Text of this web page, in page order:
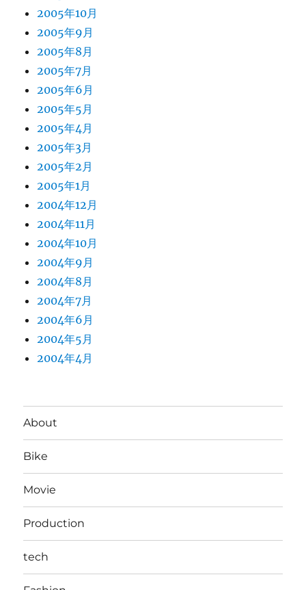
2005年10月
2005年9月
2005年8月
2005年7月
2005年6月
2005年5月
2005年4月
2005年3月
2005年2月
2005年1月
2004年12月
2004年11月
2004年10月
2004年9月
2004年8月
2004年7月
2004年6月
2004年5月
2004年4月
About
Bike
Movie
Production
tech